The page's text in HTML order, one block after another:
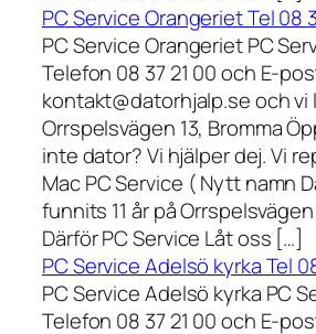
PC Service Orangeriet Tel 08
PC Service Orangeriet PC
Telefon 08 37 21 00 och E-
kontakt@datorhjalp.se och vi
Orrspelsvägen 13, Bromma
inte dator? Vi hjälper dej. Vi
Mac PC Service ( Nytt namn
funnits 11 år på Orrspelsvägen
Därför PC Service Låt oss […]
PC Service Adelsö kyrka Tel
PC Service Adelsö kyrka PC
Telefon 08 37 21 00 och E-